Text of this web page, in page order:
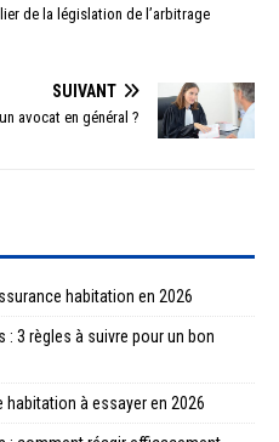
de la législation de l’arbitrage
SUIVANT
avocat en général ?
habitation en 2026
3 règles à suivre pour un bon
à essayer en 2026